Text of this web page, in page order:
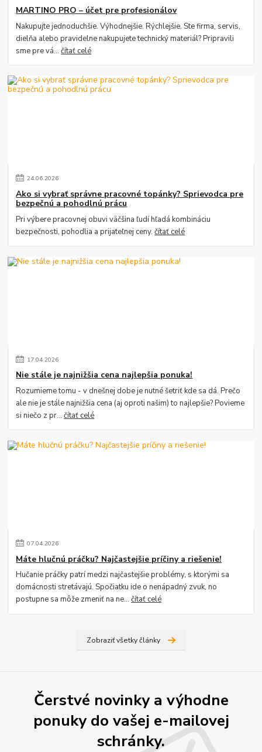
MARTINO PRO – účet pre profesionálov
Nakupujte jednoduchšie. Výhodnejšie. Rýchlejšie. Ste firma, servis,
dielňa alebo pravidelne nakupujete technický materiál? Pripravili
sme pre vá...čítať celé
24.06.2026
Ako si vybrať správne pracovné topánky? Sprievodca pre
bezpečnú a pohodlnú prácu
Pri výbere pracovnej obuvi väčšina ľudí hľadá kombináciu
bezpečnosti, pohodlia a prijateľnej ceny.čítať celé
17.04.2026
Nie stále je najnižšia cena najlepšia ponuka!
Rozumieme tomu - v dnešnej dobe je nutné šetriť kde sa dá. Prečo
ale nie je stále najnižšia cena (aj oproti našim) to najlepšie? Povieme
si niečo z pr...čítať celé
07.04.2026
Máte hlučnú práčku? Najčastejšie príčiny a riešenie!
Hučanie práčky patrí medzi najčastejšie problémy, s ktorými sa
domácnosti stretávajú. Spočiatku ide o nenápadný zvuk, no
postupne sa môže zmeniť na ne...čítať celé
Zobraziť všetky články
Čerstvé novinky a výhodne
ponuky do vašej e-mailovej
schránky.